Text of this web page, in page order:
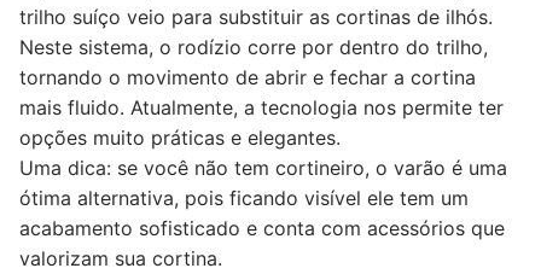
trilho suíço veio para substituir as cortinas de ilhós.
Neste sistema, o rodízio corre por dentro do trilho,
tornando o movimento de abrir e fechar a cortina
mais fluido. Atualmente, a tecnologia nos permite ter
opções muito práticas e elegantes.
Uma dica: se você não tem cortineiro, o varão é uma
ótima alternativa, pois ficando visível ele tem um
acabamento sofisticado e conta com acessórios que
valorizam sua cortina.